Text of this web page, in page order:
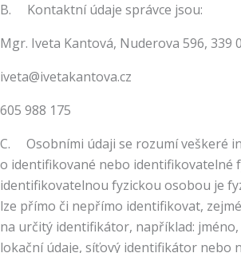
B. Kontaktní údaje správce jsou:
Mgr. Iveta Kantová, Nuderova 596, 339
iveta@ivetakantova.cz
605 988 175
C. Osobními údaji se rozumí veškeré
o identifikované nebo identifikovatelné
identifikovatelnou fyzickou osobou je
lze přímo či nepřímo identifikovat,
na určitý identifikátor, například:
lokační údaje, síťový identifikátor nebo